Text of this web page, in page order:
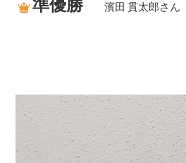
濱田 貫太郎さん